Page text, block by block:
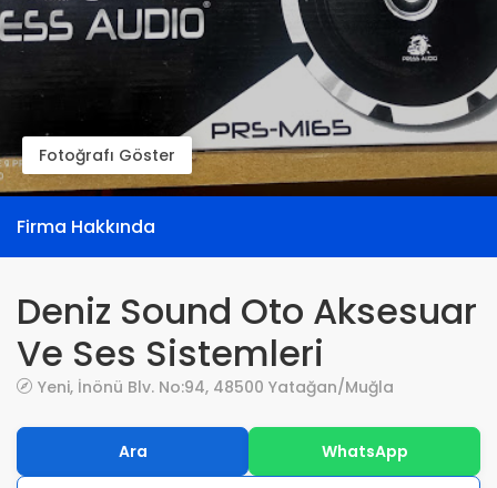
Fotoğrafı Göster
Firma Hakkında
Deniz Sound Oto Aksesuar
Ve Ses Sistemleri
Yeni, İnönü Blv. No:94, 48500 Yatağan/Muğla
Ara WhatsApp